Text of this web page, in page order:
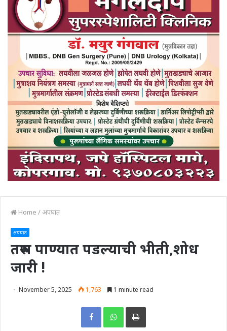
Home / अपघात
अपघात
तरुण पाण्यात पडल्याची भीती,शोध
जारी !
November 5, 2025 1,763 1 minute read
Print